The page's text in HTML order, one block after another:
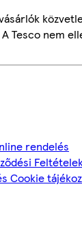
Tesco nem
rendelés
Cookie